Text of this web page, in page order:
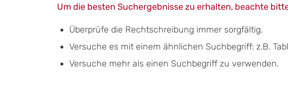
Um die besten Suchergebnisse zu erhalten, beachte
Überprüfe die Rechtschreibung immer sorgfältig.
Versuche es mit einem ähnlichen Suchbegriff: z.B.
Versuche mehr als einen Suchbegriff zu verwenden.